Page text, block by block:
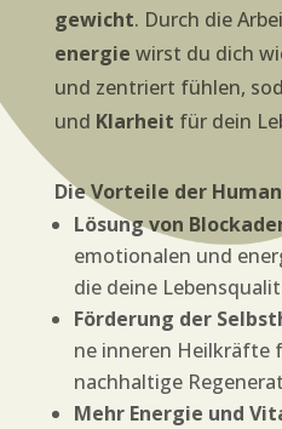
ge­wicht. Durch die
en­er­gie wirst du dich
und zen­triert füh­len,
und Klar­heit für dein
Die Vor­tei­le der
Lösung von
emo­tio­na­len und
die dei­ne
För­de­rung der
ne inne­ren Heil­kräf­te
nach­hal­ti­ge
Mehr Ener­gie und